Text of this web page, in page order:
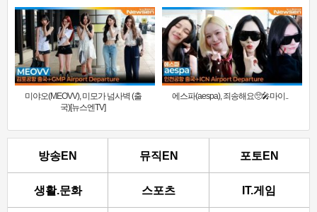
미야오(MEOVV), 미모가 넘사벽 (출
국)[뉴스엔TV]
에스파(aespa), 죄송해요🥺🎤마이..
방송EN 뮤직EN 포토EN
생활.문화 스포츠 IT.게임